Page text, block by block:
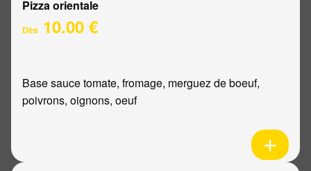
Pizza orientale
Dès 10.00 €
Base sauce tomate, fromage, merguez de boeuf,
poivrons, oignons, oeuf